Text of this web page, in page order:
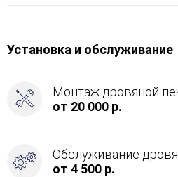
Установка и обслуживание
Монтаж дровяной
от 20 000 р.
Обслуживание
от 4 500 р.